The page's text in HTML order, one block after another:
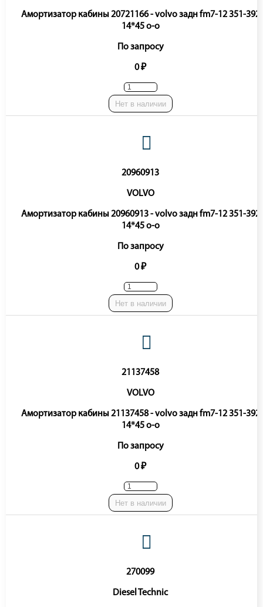
Амортизатор кабины 20721166 - volvo задн fm7-12 351-392
14*45 o-o
По запросу
0 ₽
Нет в наличии
20960913
VOLVO
Амортизатор кабины 20960913 - volvo задн fm7-12 351-392
14*45 o-o
По запросу
0 ₽
Нет в наличии
21137458
VOLVO
Амортизатор кабины 21137458 - volvo задн fm7-12 351-392
14*45 o-o
По запросу
0 ₽
Нет в наличии
270099
Diesel Technic